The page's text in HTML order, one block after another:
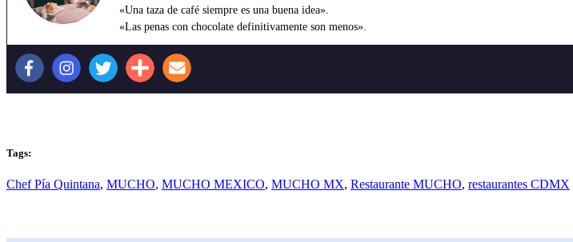
«Una taza de café siempre es una buena idea».
«Las penas con chocolate definitivamente son menos».
Tags:
Chef Pía Quintana, MUCHO, MUCHO MEXICO, MUCHO MX, Restaurante MUCHO, restaurantes CDMX